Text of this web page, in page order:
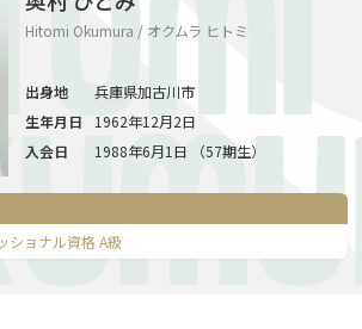
Hitomi Okumura / オクムラ ヒトミ
ショナル資格 A級
出身地
兵庫県加古川市
生年月日
1962年12月2日
入会日
1988年6月1日 （57期生）